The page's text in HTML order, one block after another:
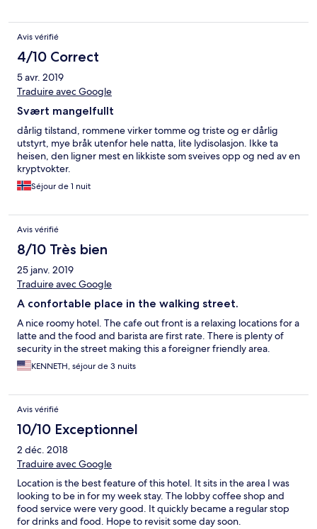
lobby.
Avis vérifié
4/10 Correct
5 avr. 2019
Traduire avec Google
Svært mangelfullt
dårlig tilstand, rommene virker tomme og triste og er dårlig
utstyrt, mye bråk utenfor hele natta, lite lydisolasjon. Ikke ta
heisen, den ligner mest en likkiste som sveives opp og ned av en
kryptvokter.
Séjour de 1 nuit
Avis vérifié
8/10 Très bien
25 janv. 2019
Traduire avec Google
A confortable place in the walking street.
A nice roomy hotel. The cafe out front is a relaxing locations for a
latte and the food and barista are first rate. There is plenty of
security in the street making this a foreigner friendly area.
KENNETH, séjour de 3 nuits
Avis vérifié
10/10 Exceptionnel
2 déc. 2018
Traduire avec Google
Location is the best feature of this hotel. It sits in the area I was
looking to be in for my week stay. The lobby coffee shop and
food service were very good. It quickly became a regular stop
for drinks and food. Hope to revisit some day soon.